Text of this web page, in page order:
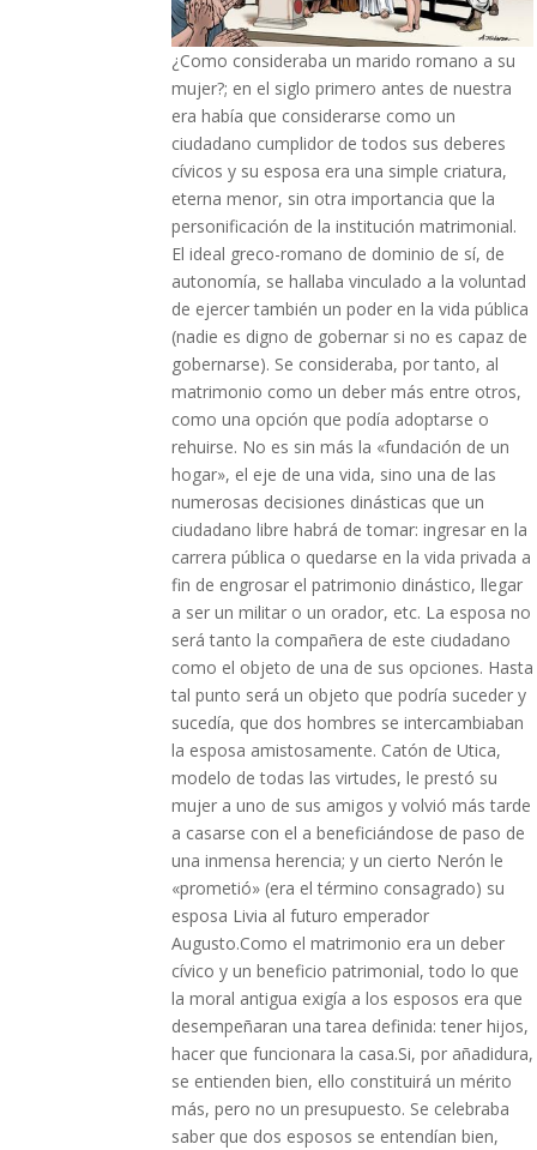
¿Como consideraba un marido romano a su
mujer?; en el siglo primero antes de nuestra
era había que considerarse como un
ciudadano cumplidor de todos sus deberes
cívicos y su esposa era una simple criatura,
eterna menor, sin otra importancia que la
personificación de la institución matrimonial.
El ideal greco-romano de dominio de sí, de
autonomía, se hallaba vinculado a la voluntad
de ejercer también un poder en la vida pública
(nadie es digno de gobernar si no es capaz de
gobernarse). Se consideraba, por tanto, al
matrimonio como un deber más entre otros,
como una opción que podía adoptarse o
rehuirse. No es sin más la «fundación de un
hogar», el eje de una vida, sino una de las
numerosas decisiones dinásticas que un
ciudadano libre habrá de tomar: ingresar en la
carrera pública o quedarse en la vida privada a
fin de engrosar el patrimonio dinástico, llegar
a ser un militar o un orador, etc. La esposa no
será tanto la compañera de este ciudadano
como el objeto de una de sus opciones. Hasta
tal punto será un objeto que podría suceder y
sucedía, que dos hombres se intercambiaban
la esposa amistosamente. Catón de Utica,
modelo de todas las virtudes, le prestó su
mujer a uno de sus amigos y volvió más tarde
a casarse con el a beneficiándose de paso de
una inmensa herencia; y un cierto Nerón le
«prometió» (era el término consagrado) su
esposa Livia al futuro emperador
Augusto.Como el matrimonio era un deber
cívico y un beneficio patrimonial, todo lo que
la moral antigua exigía a los esposos era que
desempeñaran una tarea definida: tener hijos,
hacer que funcionara la casa.Si, por añadidura,
se entienden bien, ello constituirá un mérito
más, pero no un presupuesto. Se celebraba
saber que dos esposos se entendían bien,